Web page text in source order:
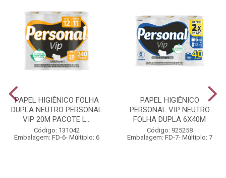
PAPEL HIGIÊNICO FOLHA
DUPLA NEUTRO PERSONAL
VIP 20M PACOTE L...
Código: 131042
Embalagem: FD-6- Múltiplo: 6
PAPEL HIGIÊNICO
PERSONAL VIP NEUTRO
FOLHA DUPLA 6X40M
Código: 925258
Embalagem: FD-7- Múltiplo: 7